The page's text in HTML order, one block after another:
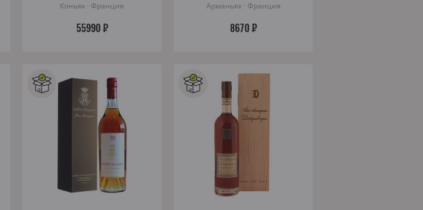
Коньяк · Франция
55990 ₽
Арманьяк · Франция
8670 ₽